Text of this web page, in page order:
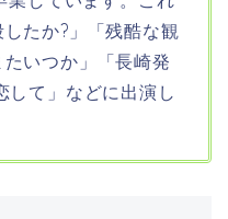
たか?」「残酷な観
いつか」「長崎発
して」などに出演し